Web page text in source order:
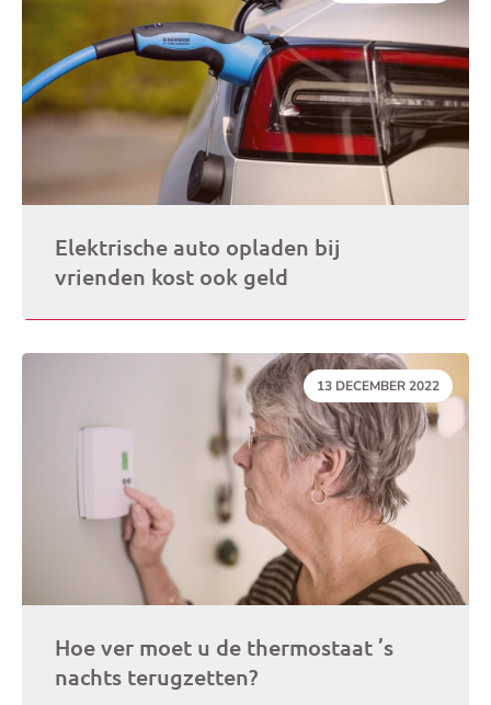
Elektrische auto opladen bij
vrienden kost ook geld
DATUM:
13 DECEMBER 2022
Hoe ver moet u de thermostaat ’s
nachts terugzetten?